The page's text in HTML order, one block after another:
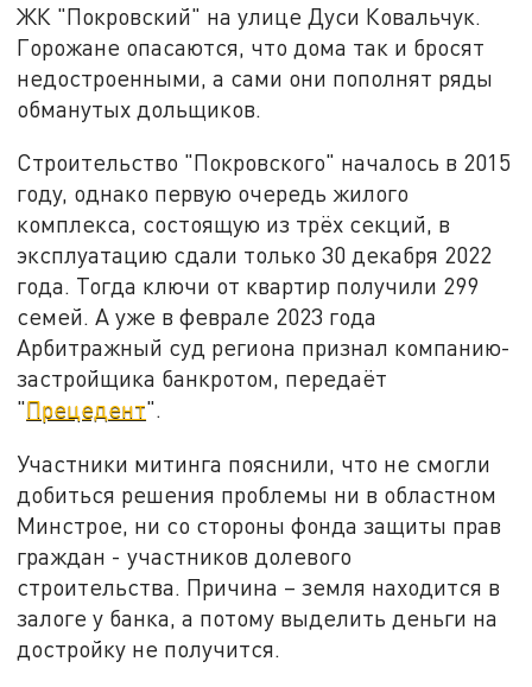
ЖК "Покровский" на улице Дуси Ковальчук.
Горожане опасаются, что дома так и бросят
недостроенными, а сами они пополнят ряды
обманутых дольщиков.
Строительство "Покровского" началось в 2015
году, однако первую очередь жилого
комплекса, состоящую из трёх секций, в
эксплуатацию сдали только 30 декабря 2022
года. Тогда ключи от квартир получили 299
семей. А уже в феврале 2023 года
Арбитражный суд региона признал компанию-
застройщика банкротом, передаёт
"Прецедент".
Участники митинга пояснили, что не смогли
добиться решения проблемы ни в областном
Минстрое, ни со стороны фонда защиты прав
граждан - участников долевого
строительства. Причина – земля находится в
залоге у банка, а потому выделить деньги на
достройку не получится.